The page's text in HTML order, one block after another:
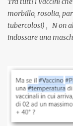
morbillo, rosolia,
tubercolosi) , N on
indossare una
vaccinazione. Non
sconti, incentivi per
discriminazioni per
vaccinato, nessuno
persona cattiva.